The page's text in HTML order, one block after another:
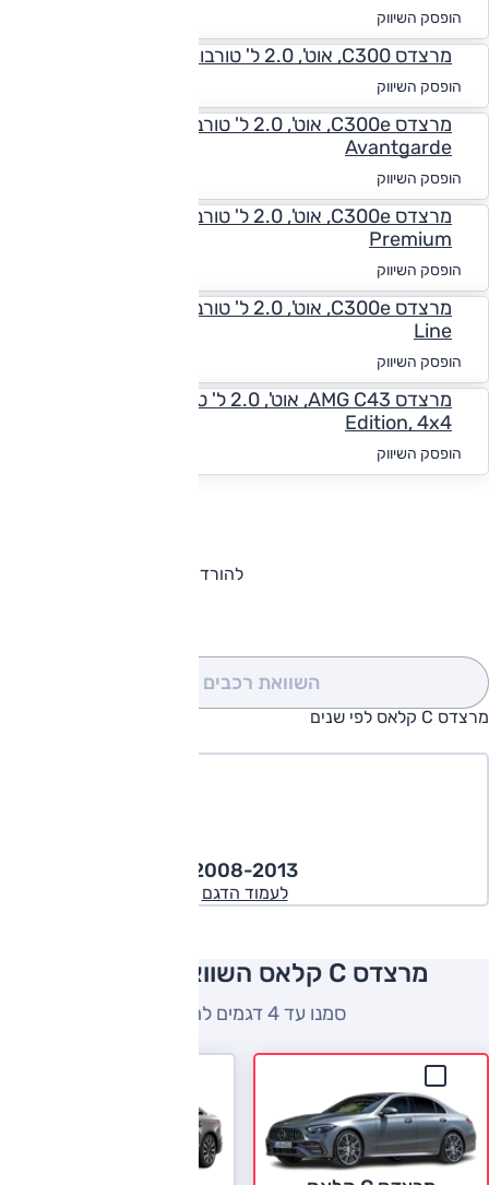
הופסק השיווק
מרצדס C300, אוט', 2.0 ל' טורבו, היברידי מתון, AMG Line
הופסק השיווק
מרצדס C300e, אוט', 2.0 ל' טורבו, פלאג אין הייבריד,
Avantgarde
הופסק השיווק
מרצדס C300e, אוט', 2.0 ל' טורבו, פלאג אין הייבריד,
Premium
הופסק השיווק
Line
הופסק השיווק
מרצדס AMG C43, אוט', 2.0 ל' טורבו, היברידי מתון,
Edition, 4x4
הופסק השיווק
להורדת קטלוג מרצדס C קלאס
השוואת רכבים
מרצדס C קלאס לפי שנים
2008-2013
לעמוד הדגם
מרצדס C קלאס השוואה למתחרים
סמנו עד 4 דגמים להשוואה